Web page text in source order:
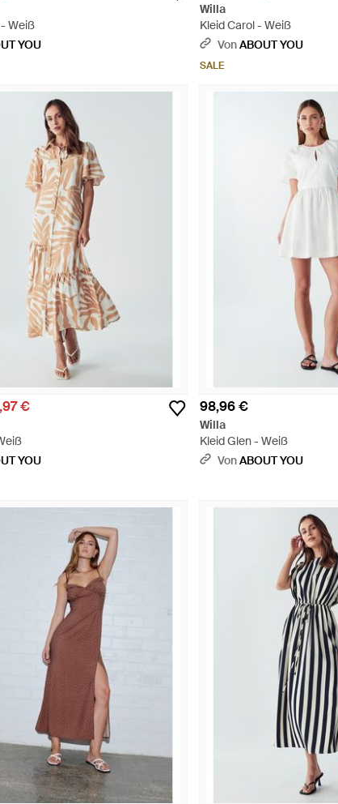
Weiß
YOU
Willa
Kleid Carol - Weiß
VonABOUT YOU
SALE
€
YOU
98,96 €
Willa
Kleid Glen - Weiß
VonABOUT YOU